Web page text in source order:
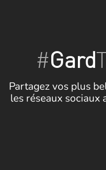
#Gard
Partagez vos plus
les réseaux sociaux